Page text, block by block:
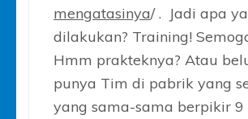
mengatasinya/ . Jadi apa
dilakukan? Training!
Hmm prakteknya? Atau
punya Tim di pabrik yang
yang sama-sama berpikir 9